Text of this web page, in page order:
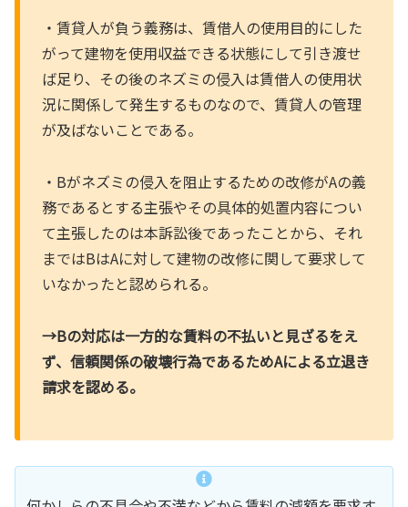
・賃貸人が負う義務は、賃借人の使用目的にした
がって建物を使用収益できる状態にして引き渡せ
ば足り、その後のネズミの侵入は賃借人の使用状
況に関係して発生するものなので、賃貸人の管理
が及ばないことである。
・Bがネズミの侵入を阻止するための改修がAの義
務であるとする主張やその具体的処置内容につい
て主張したのは本訴訟後であったことから、それ
まではBはAに対して建物の改修に関して要求して
いなかったと認められる。
→Bの対応は一方的な賃料の不払いと見ざるをえ
ず、信頼関係の破壊行為であるためAによる立退き
請求を認める。